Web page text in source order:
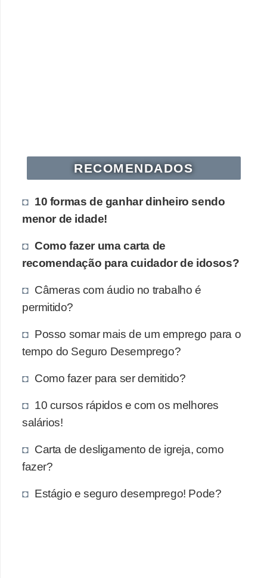
RECOMENDADOS
10 formas de ganhar dinheiro sendo
menor de idade!
Como fazer uma carta de
recomendação para cuidador de idosos?
Câmeras com áudio no trabalho é
permitido?
Posso somar mais de um emprego para o
tempo do Seguro Desemprego?
Como fazer para ser demitido?
10 cursos rápidos e com os melhores
salários!
Carta de desligamento de igreja, como
fazer?
Estágio e seguro desemprego! Pode?
n
d
e
d
r
e
a
u
ô
n
o
o
!
M